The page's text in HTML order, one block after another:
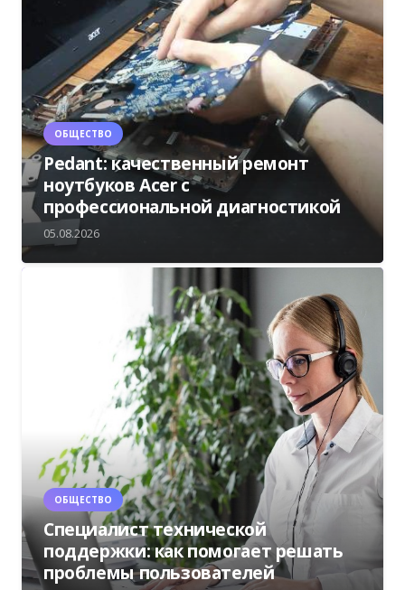
ОБЩЕСТВО
Pedant: качественный ремонт
ноутбуков Acer с
профессиональной диагностикой
05.08.2026
ОБЩЕСТВО
Специалист технической
поддержки: как помогает решать
проблемы пользователей